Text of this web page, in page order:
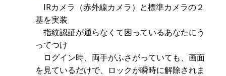
IRカメラ（赤外線カメラ）と標準カメラの２
基を実装
指紋認証が通らなくて困っているあなたにう
ってつけ
ログイン時、両手がふさがっていても、画面
を見ているだけで、ロックが瞬時に解除されま